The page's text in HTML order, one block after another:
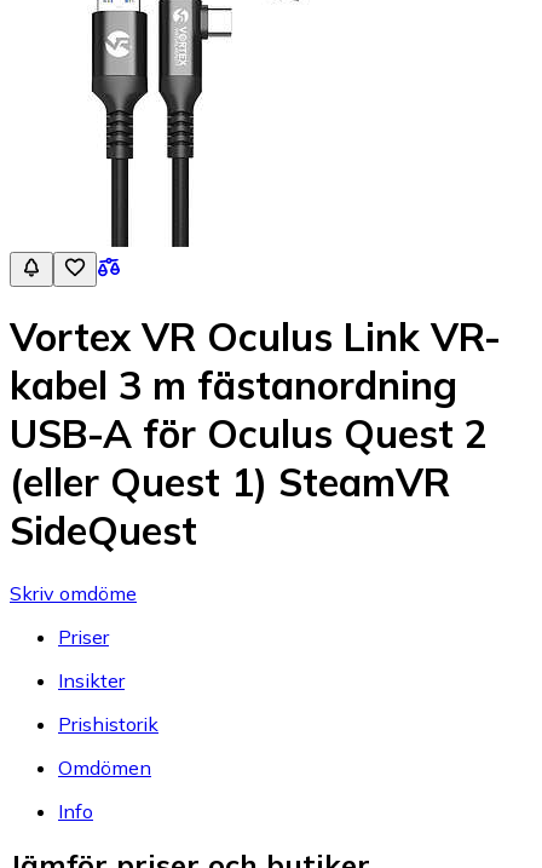
Vortex VR Oculus Link VR-
kabel 3 m fästanordning
USB-A för Oculus Quest 2
(eller Quest 1) SteamVR
SideQuest
Skriv omdöme
Priser
Insikter
Prishistorik
Omdömen
Info